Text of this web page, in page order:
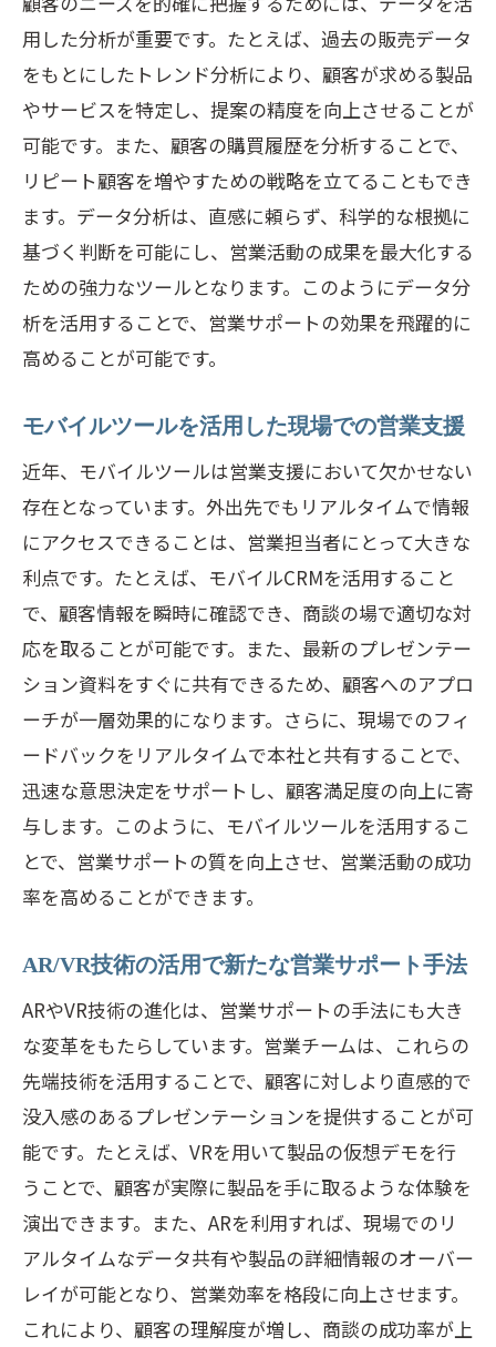
用した分析が重要です。たとえば、過去の販売データ
をもとにしたトレンド分析により、顧客が求める製品
やサービスを特定し、提案の精度を向上させることが
可能です。また、顧客の購買履歴を分析することで、
リピート顧客を増やすための戦略を立てることもでき
ます。データ分析は、直感に頼らず、科学的な根拠に
基づく判断を可能にし、営業活動の成果を最大化する
ための強力なツールとなります。このようにデータ分
析を活用することで、営業サポートの効果を飛躍的に
高めることが可能です。
モバイルツールを活用した現場での営業支援
近年、モバイルツールは営業支援において欠かせない
存在となっています。外出先でもリアルタイムで情報
にアクセスできることは、営業担当者にとって大きな
利点です。たとえば、モバイルCRMを活用すること
で、顧客情報を瞬時に確認でき、商談の場で適切な対
応を取ることが可能です。また、最新のプレゼンテー
ション資料をすぐに共有できるため、顧客へのアプロ
ーチが一層効果的になります。さらに、現場でのフィ
ードバックをリアルタイムで本社と共有することで、
迅速な意思決定をサポートし、顧客満足度の向上に寄
与します。このように、モバイルツールを活用するこ
とで、営業サポートの質を向上させ、営業活動の成功
率を高めることができます。
AR/VR技術の活用で新たな営業サポート手法
ARやVR技術の進化は、営業サポートの手法にも大き
な変革をもたらしています。営業チームは、これらの
先端技術を活用することで、顧客に対しより直感的で
没入感のあるプレゼンテーションを提供することが可
能です。たとえば、VRを用いて製品の仮想デモを行
うことで、顧客が実際に製品を手に取るような体験を
演出できます。また、ARを利用すれば、現場でのリ
アルタイムなデータ共有や製品の詳細情報のオーバー
レイが可能となり、営業効率を格段に向上させます。
これにより、顧客の理解度が増し、商談の成功率が上